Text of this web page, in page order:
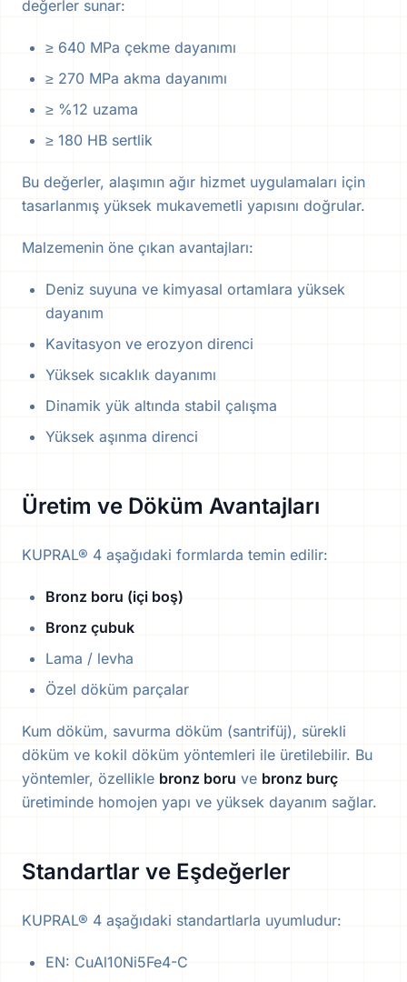
değerler sunar:
≥ 640 MPa çekme dayanımı
≥ 270 MPa akma dayanımı
≥ %12 uzama
≥ 180 HB sertlik
Bu değerler, alaşımın ağır hizmet uygulamaları için
tasarlanmış yüksek mukavemetli yapısını doğrular.
Malzemenin öne çıkan avantajları:
Deniz suyuna ve kimyasal ortamlara yüksek
dayanım
Kavitasyon ve erozyon direnci
Yüksek sıcaklık dayanımı
Dinamik yük altında stabil çalışma
Yüksek aşınma direnci
Üretim ve Döküm Avantajları
KUPRAL® 4 aşağıdaki formlarda temin edilir:
Bronz boru (içi boş)
Bronz çubuk
Lama / levha
Özel döküm parçalar
Kum döküm, savurma döküm (santrifüj), sürekli
döküm ve kokil döküm yöntemleri ile üretilebilir. Bu
yöntemler, özellikle bronz boru ve bronz burç
üretiminde homojen yapı ve yüksek dayanım sağlar.
Standartlar ve Eşdeğerler
KUPRAL® 4 aşağıdaki standartlarla uyumludur:
EN: CuAl10Ni5Fe4-C